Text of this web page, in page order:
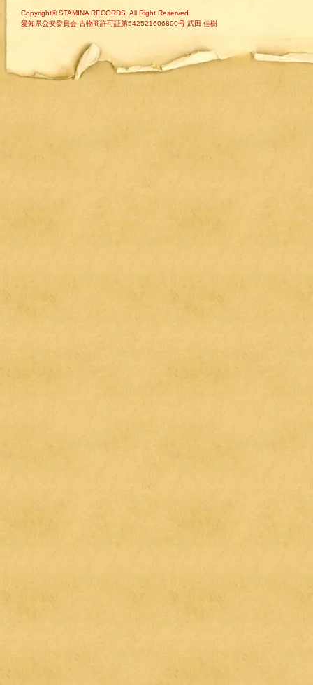
Copyright© STAMINA RECORDS. All Right Reserved.
愛知県公安委員会 古物商許可証第542521606800号 武田 佳樹